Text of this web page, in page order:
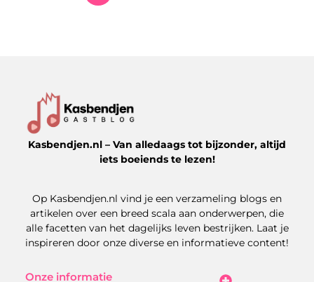
Kasbendjen.nl – Van alledaags tot bijzonder, altijd
iets boeiends te lezen!
Op Kasbendjen.nl vind je een verzameling blogs en
artikelen over een breed scala aan onderwerpen, die
alle facetten van het dagelijks leven bestrijken. Laat je
inspireren door onze diverse en informatieve content!
Onze informatie